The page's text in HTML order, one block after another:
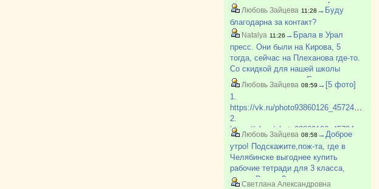
вылететь, скажем, после 4 курса -
я плохо представляю. У меня так
знакомая отчислилась с
аэрокосмического. Как ?
Любовь Зайцева 11:28 →Буду
благодарна за контакт?
Natalya 11:26 →Брала в Урал
пресс. Они были на Кирова, 5
тогда, сейчас на Плеханова где-то.
Со скидкой для нашей школы
выходило дешевле. Есть еще
какой-то Игнат, который этим
занимается. У него многие
закупают пособия. Могу поискат?
Любовь Зайцева 08:59 →[5 фото]
1.
https://vk.ru/photo93860126_457248860
2.
https://vk.ru/photo93860126_457248858
https://vk.ru/photo93860126_457248859
4.
https://vk.ru/photo93860126_457248861
5.
Любовь Зайцева 08:58 →Доброе
утро! Подскажите,пож-та, где в
Челябинске выгоднее купить
рабочие тетради для 3 класса,
школа России?
Светлана Александровна